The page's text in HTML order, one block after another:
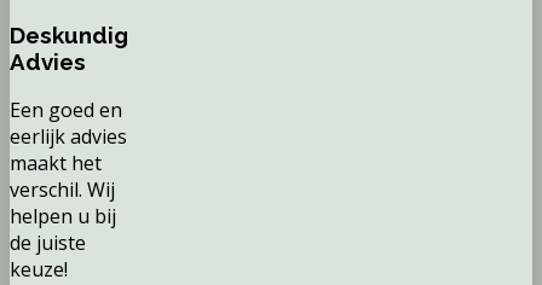
Deskundig
Advies
Een goed en
eerlijk advies
maakt het
verschil. Wij
helpen u bij
de juiste
keuze!